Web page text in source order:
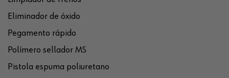
Eliminador de óxido
Pegamento rápido
Polímero sellador MS
Pistola espuma poliuretano